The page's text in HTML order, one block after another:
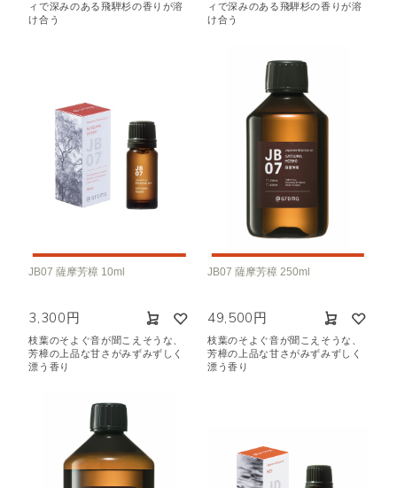
ィで深みのある飛騨杉の香りが溶
け合う
ィで深みのある飛騨杉の香りが溶
け合う
JB07 薩摩芳樟 10ml
3,300円
枝葉のそよぐ音が聞こえそうな、
芳樟の上品な甘さがみずみずしく
漂う香り
JB07 薩摩芳樟 250ml
49,500円
枝葉のそよぐ音が聞こえそうな、
芳樟の上品な甘さがみずみずしく
漂う香り